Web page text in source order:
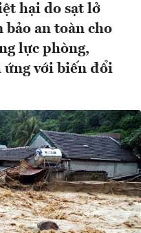
hại do sạt lở
bảo an toàn cho
lực phòng,
ứng với biến đổi